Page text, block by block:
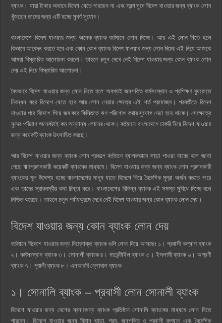
ব্যাংক। যারা টাকার অভাবে বিদেশ যেতে পারছেন না এবং স্বল্প সুদে বিদেশ যাওয়ার জন্য ব্যাংক লোন
খুঁজছেন তাদের জন্য এটি হচ্ছে সুবর্ণ সুযোগ।
বাংলাদেশে বিদেশ যাওয়ার জন্য অনেক ব্যাংক বর্তমানে লোন দিচ্ছে। আর এই লোন নিতে হলে
কিভাবে আবেদন করতে হবে এবং কোন কোন ব্যাংক বিদেশ যাওয়ার জন্য লোন দিচ্ছে এই নিয়ে আজকে
আমরা বিস্তারিত আলোচনা করনো। তাহলে চলুন দেখে নেই বিদেশ যাওয়ার জন্য কোন ব্যাংক লোন
দেয় এই নিয়ে বিস্তারিত আলোচনা।
বৈধভাবে বিদেশ যাওয়ার জন্য লোন নিতে হলে অবশ্যই জনশক্তি কর্মসংস্থান ও প্রশিক্ষণ ব্যুরোতে
নিবন্ধন করে বিদেশে যেতে হবে আর লোন নেয়ার ক্ষেত্রে এই শর্ত প্রযোজ্য। পরবর্তীতে বিদেশ
যাওয়ার পরে বিদেশে গিয়ে জব করে কিস্তিতে ঋণ পরিশোধ করার সুযোগ দেয়া হয়ে থাকে। সেক্ষেত্রে
সুদের পরিমাণ অনেকটাই কম অন্যান্য লোনের থেকে। বর্তমানে বাংলাদেশে চাকরি নিয়ে বিদেশ যাওয়ার
জন্য কয়েকটি ব্যাংক উৎসাহিত করছে।
আর বিদেশ যাওয়ার জন্য ব্যাংক লোন প্রকল্পে বর্তমানে ব্যাপকভাবে সাড়া পাওয়া যাচ্ছে বলে জানা
গেছে ঋণপ্রদানকারী কয়েকটি ব্যাংকের মাধ্যমে। বিদেশ যাওয়ার জন্য জন্য ব্যাংক লোন প্রদানকারী
ব্যাংকের মূল উদ্দেশ্য হচ্ছে বাংলাদেশের মানুষ যাতে বিদেশে গিয়ে বৈদেশিক মুদ্রা অর্জন করতে পারে
এবং তাদের স্বাবলম্বীর কথা চিন্তা করে। বাংলাদেশের বিভিন্ন ব্যাংক এই সমস্ত সুবিধে দিচ্ছে বলে
নিশ্চিত করেছে। তাহলে চলুন পর্যায়ক্রমে দেখে নেই বিদেশ যাওয়ার জন্য কোন ব্যাংক লোন দেয়।
বিদেশ যাওয়ার জন্য কোন ব্যাংক লোন দেয়
বর্তমানে বিদেশে যাওয়ার জন্য নিম্নোক্ত ব্যাংক গুলি লোন দিয়ে আসছেঃ ১। প্রবাসী কল্যাণ ব্যাংক
২। কর্মসংস্থান ব্যাংক ৩। সোনালী ব্যাংক ৪। মার্কেন্টাইল ব্যাংক ৫। ইসলামী ব্যাংক ৬। অগ্রণী
ব্যাংক ৭। পূবালী ব্যাংক ৮। এনআরবি গ্লোবাল ব্যাংক
১। সোনালি ব্যাংক – প্রবাসী লোন সোনালী ব্যাংক
বিদেশে যাওয়ার জন্য দেশের স্বনামধন্য ব্যাংক প্রতিষ্ঠান সোনালি ব্যাংকের মাধ্যমে লোন নিতে
পারবেন। বিদেশে যাওয়ার জন্য বিমান ভাড়া, শ্রম, জনশক্তি ও প্রবাসী কল্যান এবং বৈদেশিক